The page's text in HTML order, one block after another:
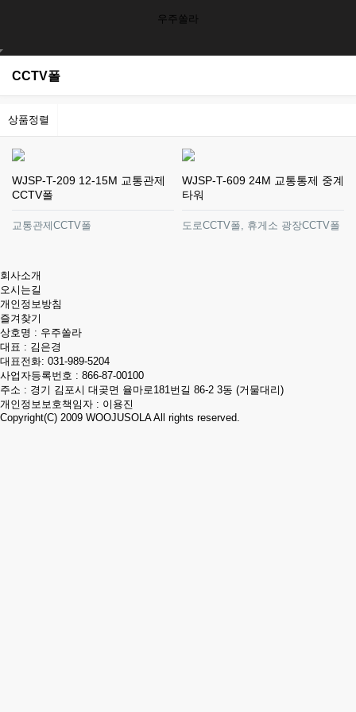
우주쏠라
CCTV폴
상품정렬
WJSP-T-209 12-15M 교통관제
CCTV폴
교통관제CCTV폴
WJSP-T-609 24M 교통통제 중계
타워
도로CCTV폴, 휴게소 광장CCTV폴
회사소개
오시는길
개인정보방침
즐겨찾기
상호명 : 우주쏠라
대표 : 김은경
대표전화: 031-989-5204
사업자등록번호 : 866-87-00100
주소 : 경기 김포시 대곶면 율마로181번길 86-2 3동 (거물대리)
개인정보보호책임자 : 이용진
Copyright(C) 2009 WOOJUSOLAAll rights reserved.